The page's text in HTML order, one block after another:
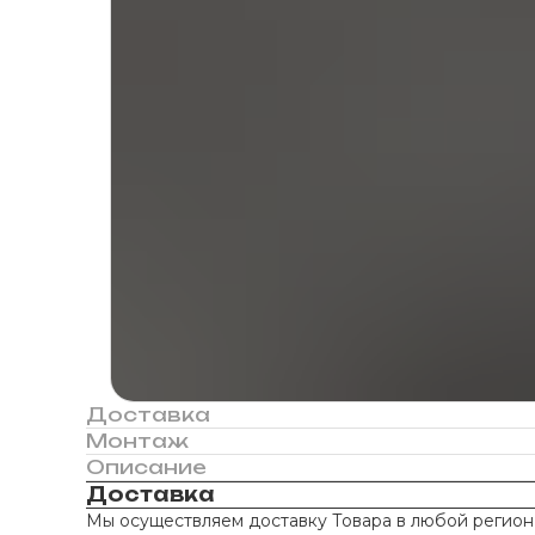
Доставка
Монтаж
Описание
Доставка
Мы осуществляем доставку Товара в любой